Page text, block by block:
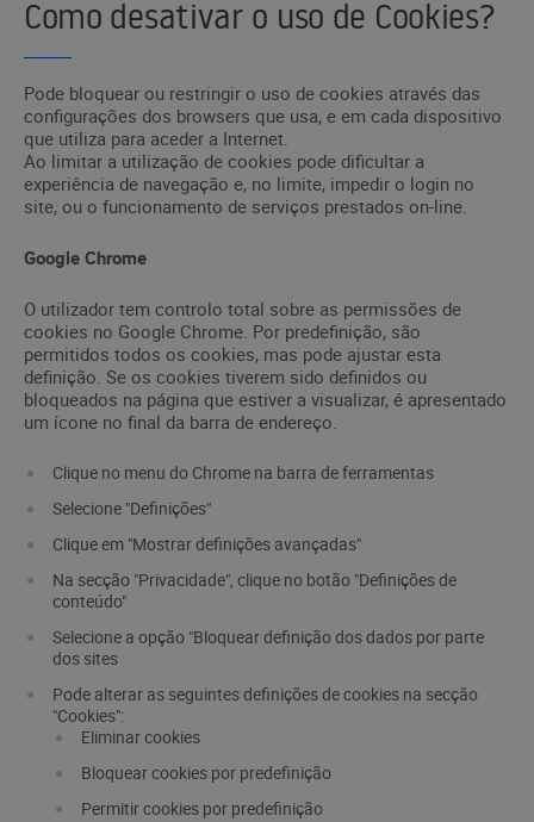
Como desativar o uso de Cookies?
Pode bloquear ou restringir o uso de cookies através das
configurações dos browsers que usa, e em cada dispositivo
que utiliza para aceder a Internet.
Ao limitar a utilização de cookies pode dificultar a
experiência de navegação e, no limite, impedir o login no
site, ou o funcionamento de serviços prestados on-line.
Google Chrome
O utilizador tem controlo total sobre as permissões de
cookies no Google Chrome. Por predefinição, são
permitidos todos os cookies, mas pode ajustar esta
definição. Se os cookies tiverem sido definidos ou
bloqueados na página que estiver a visualizar, é apresentado
um ícone no final da barra de endereço.
Clique no menu do Chrome na barra de ferramentas
Selecione "Definições"
Clique em "Mostrar definições avançadas"
Na secção "Privacidade", clique no botão "Definições de
conteúdo"
Selecione a opção "Bloquear definição dos dados por parte
dos sites
Pode alterar as seguintes definições de cookies na secção
"Cookies":
Eliminar cookies
Bloquear cookies por predefinição
Permitir cookies por predefinição